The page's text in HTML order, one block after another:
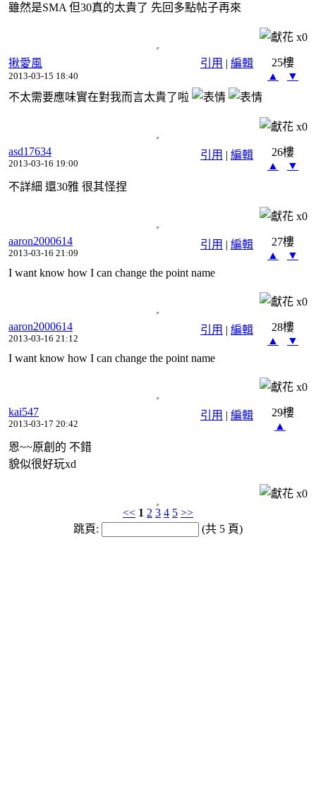
雖然是SMA 但30真的太貴了 先回多點帖子再來
x0
引用 | 編輯
揪愛風
2013-03-15 18:40
25樓
▲
▼
不太需要應味實在對我而言太貴了啦
x0
引用 | 編輯
asd17634
2013-03-16 19:00
26樓
▲
▼
不詳細 還30雅 很其怪捏
x0
引用 | 編輯
aaron2000614
2013-03-16 21:09
27樓
▲
▼
I want know how I can change the point name
x0
引用 | 編輯
aaron2000614
2013-03-16 21:12
28樓
▲
▼
I want know how I can change the point name
x0
引用 | 編輯
kai547
2013-03-17 20:42
29樓
▲
恩~~原創的 不錯
貌似很好玩xd
x0
<< 1 2 3 4 5 >>
跳頁:
(共 5 頁)